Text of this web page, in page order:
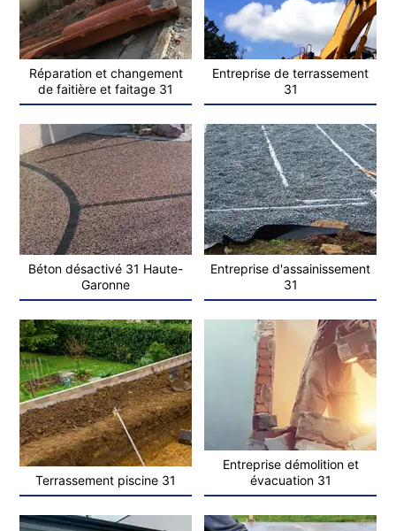
Réparation et changement
de faitière et faitage 31
Entreprise de terrassement
31
Béton désactivé 31 Haute-
Garonne
Entreprise d'assainissement
31
Terrassement piscine 31
Entreprise démolition et
évacuation 31